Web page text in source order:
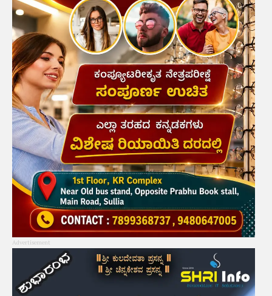
Advertisement